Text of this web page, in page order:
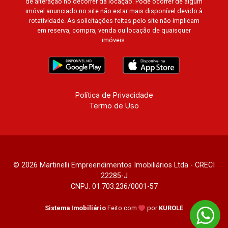
Luxemburgo, Exklusiv Golf, Exklusiv Essenz,
Mirante CondoClub, Hydeperk, Urban, Stuttgart,
Mondrian, Bahamas, Monte Sinai, Pennsylvania,
Villa Toscana, Sur Le Jardin, Atlanta, Sapucaia,
Van Gogh, Cenário, Parc Sul, Alleanza D?Oro,
Rodin, Candeias, Apiacás, Blend Coliving, Una
Resort, Asas do Sul, Tapuias Residencial,
Manhattan, Lumiere, Civitas, Apogeo, Frankfurt,
Montreux, Genève, Quebec, Blue Note, Noruega,
Normandie, Jataí, Via Frattina e Triomphe.
Avenida João Fiúsa, 1051 - Alto da Boa Vista |
imóvel anunciado no site não estar mais disponível devido à
rotatividade. As solicitações feitas pelo site não implicam
em reserva, compra, venda ou locação de quaisquer
imóveis.
Política de Privacidade
Termo de Uso
© 2026 Martinelli Empreendimentos Imobiliários Ltda - CRECI
22285-J
CNPJ: 01.703.236/0001-57
Sistema Imobiliário Feito com por KUROLE